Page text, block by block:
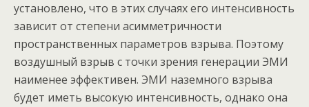
установлено, что в этих случаях его интенсивность
зависит от степени асимметричности
пространственных параметров взрыва. Поэтому
воздушный взрыв с точки зрения генерации ЭМИ
наименее эффективен. ЭМИ наземного взрыва
будет иметь высокую интенсивность, однако она